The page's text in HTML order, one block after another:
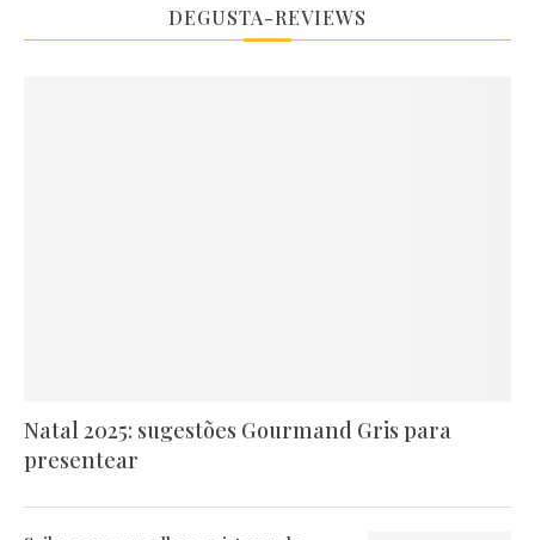
DEGUSTA-REVIEWS
Natal 2025: sugestões Gourmand Gris para
presentear